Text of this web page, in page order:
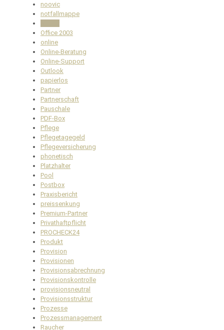
noovic
notfallmappe
Office 2003
online
Online-Beratung
Online-Support
Outlook
papierlos
Partner
Partnerschaft
Pauschale
PDF-Box
Pflege
Pflegetagegeld
Pflegeversicherung
phonetisch
Platzhalter
Pool
Postbox
Praxisbericht
preissenkung
Premium-Partner
Privathaftpflicht
PROCHECK24
Produkt
Provision
Provisionen
Provisionsabrechnung
Provisionskontrolle
provisionsneutral
Provisionsstruktur
Prozesse
Prozessmanagement
Raucher